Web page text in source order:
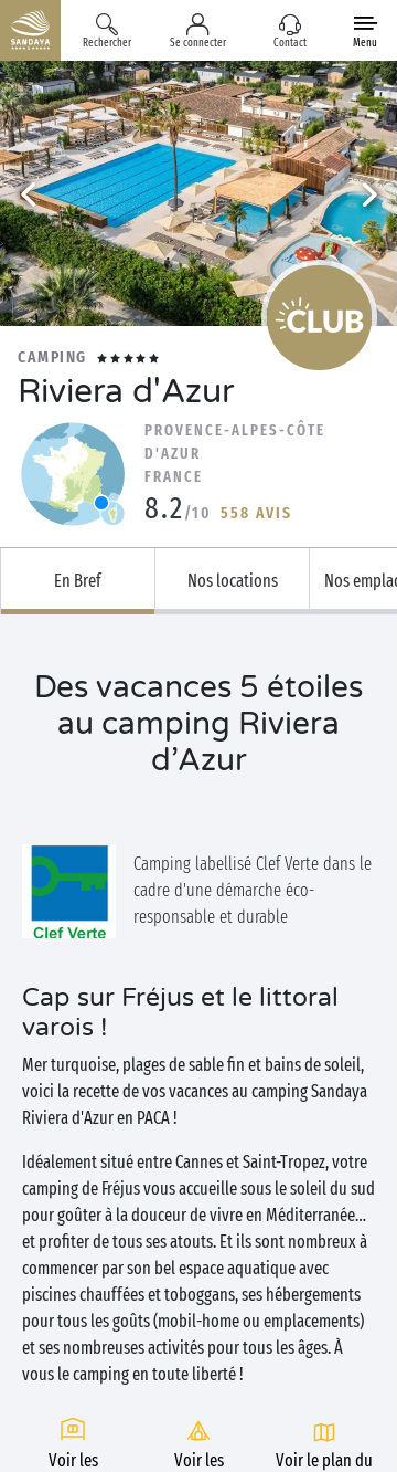
Rechercher Se connecter Contact Menu
CAMPING
Riviera d'Azur
PROVENCE-ALPES-CÔTE
D'AZUR
FRANCE
8.2/10 558 AVIS
En Bref Nos locations Nos
Des vacances 5 étoiles
au camping Riviera
d’Azur
Camping labellisé Clef Verte dans le
cadre d'une démarche éco-
responsable et durable
Cap sur Fréjus et le littoral
varois !
Mer turquoise, plages de sable fin et bains de soleil,
voici la recette de vos vacances au camping Sandaya
Riviera d'Azur en PACA !
Idéalement situé entre Cannes et Saint-Tropez, votre
camping de Fréjus vous accueille sous le soleil du sud
pour goûter à la douceur de vivre en Méditerranée…
et profiter de tous ses atouts. Et ils sont nombreux à
commencer par son bel espace aquatique avec
piscines chauffées et toboggans, ses hébergements
pour tous les goûts (mobil-home ou emplacements)
et ses nombreuses activités pour tous les âges. À
vous le camping en toute liberté !
Voir les
Voir les
Voir le plan du